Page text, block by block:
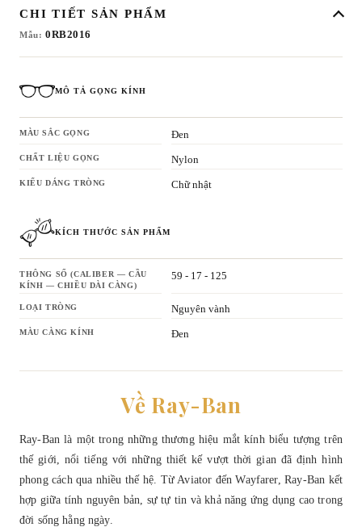
CHI TIẾT SẢN PHẨM
Mẫu: 0RB2016
MÔ TẢ GỌNG KÍNH
MÀU SẮC GỌNG Đen
CHẤT LIỆU GỌNG Nylon
KIỂU DÁNG TRÒNG Chữ nhật
KÍCH THƯỚC SẢN PHẨM
THÔNG SỐ (CALIBER — CẦU
KÍNH — CHIỀU DÀI CÀNG)
59 - 17 - 125
LOẠI TRÒNG Nguyên vành
MÀU CÀNG KÍNH Đen
Về Ray-Ban
Ray-Ban là một trong những thương hiệu mắt kính biểu tượng trên
thế giới, nổi tiếng với những thiết kế vượt thời gian đã định hình
phong cách qua nhiều thế hệ. Từ Aviator đến Wayfarer, Ray-Ban kết
hợp giữa tính nguyên bản, sự tự tin và khả năng ứng dụng cao trong
đời sống hằng ngày.